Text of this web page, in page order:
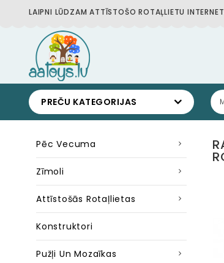
LAIPNI LŪDZAM ATTĪSTOŠO ROTAĻLIETU
PREČU KATEGORIJAS
Pēc Vecuma
Zīmoli
Attīstošās Rotaļlietas
Konstruktori
Pužļi Un Mozaīkas